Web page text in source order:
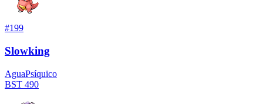
#199
Slowking
AguaPsíquico
BST 490